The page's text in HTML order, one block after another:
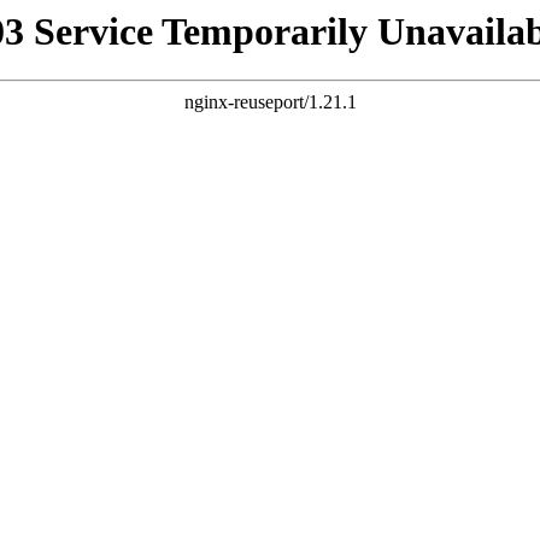
Service Temporarily
nginx-reuseport/1.21.1